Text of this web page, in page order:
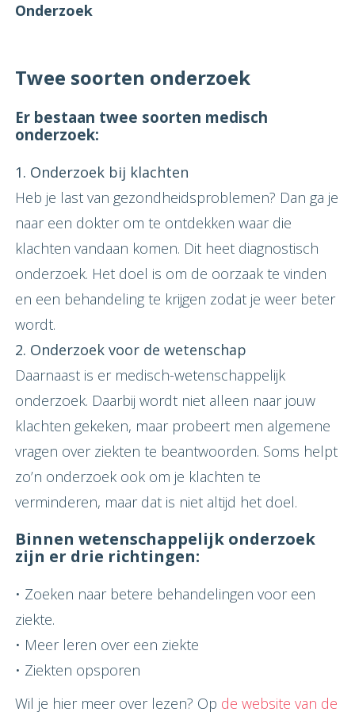
Onderzoek
Twee soorten onderzoek
Er bestaan twee soorten medisch
onderzoek:
1. Onderzoek bij klachten
Heb je last van gezondheidsproblemen? Dan ga je
naar een dokter om te ontdekken waar die
klachten vandaan komen. Dit heet diagnostisch
onderzoek. Het doel is om de oorzaak te vinden
en een behandeling te krijgen zodat je weer beter
wordt.
2. Onderzoek voor de wetenschap
Daarnaast is er medisch-wetenschappelijk
onderzoek. Daarbij wordt niet alleen naar jouw
klachten gekeken, maar probeert men algemene
vragen over ziekten te beantwoorden. Soms helpt
zo’n onderzoek ook om je klachten te
verminderen, maar dat is niet altijd het doel.
Binnen wetenschappelijk onderzoek
zijn er drie richtingen:
• Zoeken naar betere behandelingen voor een
ziekte.
• Meer leren over een ziekte
• Ziekten opsporen
Wil je hier meer over lezen? Op de website van de